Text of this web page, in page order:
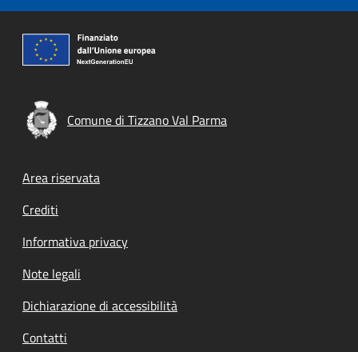
Comune di Tizzano Val Parma
Footer menu
Area riservata
Crediti
Informativa privacy
Note legali
Dichiarazione di accessibilità
Contatti